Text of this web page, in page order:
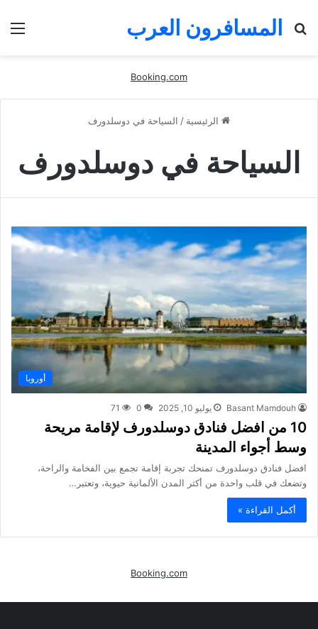
المسافرون العرب
Booking.com
الرئيسية / السياحة في دوسلدورف
السياحة في دوسلدورف
أوروبا
Basant Mamdouh يوليو 10, 2025 0
71
10 من افضل فنادق دوسلدورف لإقامة مريحة
وسط أجواء المدينة
افضل فنادق دوسلدورف تمنحك تجربة إقامة تجمع بين الفخامة والراحة،
وتضعك في قلب واحدة من أكثر المدن الألمانية حيوية، وتعتبر…
أكمل القراءة »
Booking.com